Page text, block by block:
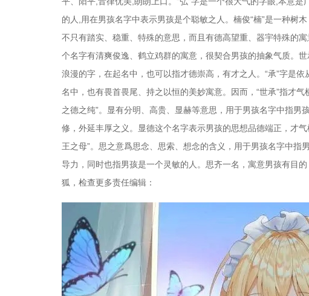
的人,用在男孩名字中表示男孩是个聪敏之人。楠俊“楠”是一种树
不只有踏实、稳重、特殊的意思，而且有德高望重、器宇特殊的
个名字有清爽俊逸、鹤立鸡群的寓意，很契合男孩的抽象气质。
浪漫的字，在起名中，也可以指才德崇高，有才之人。“承”字是
名中，也有畏首畏尾、持之以恒的美妙寓意。因而，“世承”指才
之德之纯”。显有分明、高贵、显赫等意思，用于男孩名字中指
修，外延丰厚之义。显德这个名字表示男孩的思想品德端正，才
王之母”。思之意爲思念、思索、想念的含义，用于男孩名字中
导力，同时也指男孩是一个灵敏的人。思齐一名，寓意男孩有目
狐，检查更多责任编辑：